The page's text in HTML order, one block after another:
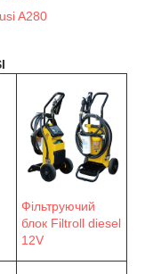
A280
Фільтруючий
блок Filtroll diesel
12V